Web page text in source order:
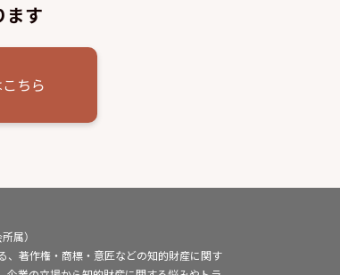
ます
ちら
属）
、著作権・商標・意匠などの知的財産に関す